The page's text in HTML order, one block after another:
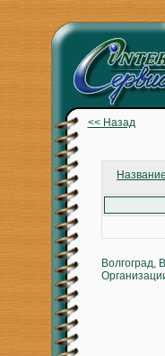
<< Назад
Волгоград,